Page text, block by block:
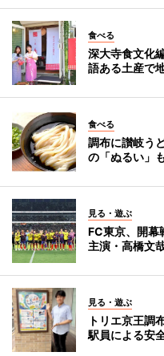
食べる
深大寺食文化
語ある土産で
食べる
調布に讃岐う
の「ぬるい」
見る・遊ぶ
FC東京、開
主演・高橋文
見る・遊ぶ
トリエ京王調
駅員による安